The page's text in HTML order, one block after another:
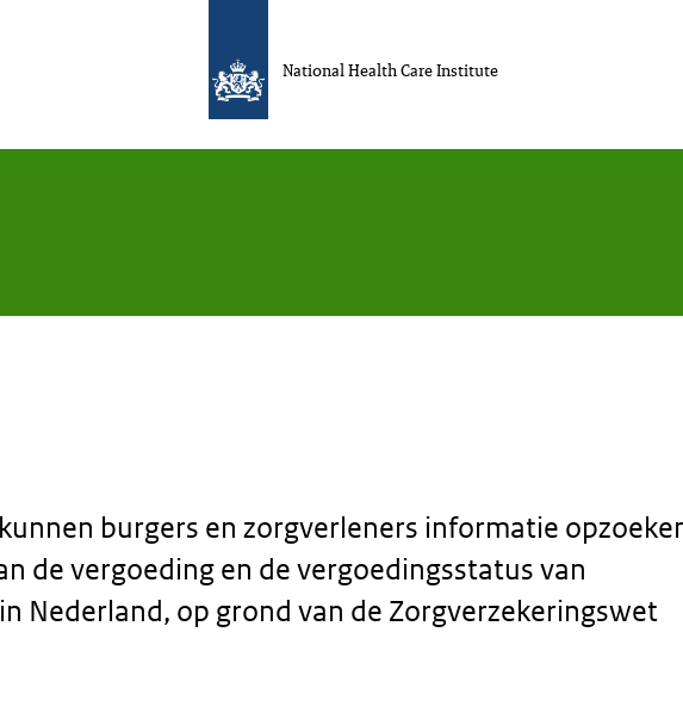
National Health Care Institute
burgers en zorgverleners informatie
de vergoeding en de vergoedingsstatus van
Nederland, op grond van de Zorgverzekeringswet